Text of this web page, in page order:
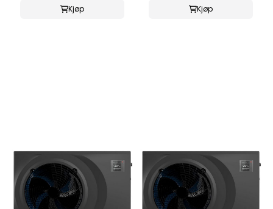
Kjøp Kjøp